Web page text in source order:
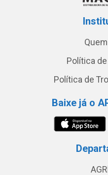
Política
Política de
Baixe já o